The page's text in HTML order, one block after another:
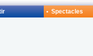
• Spectacles